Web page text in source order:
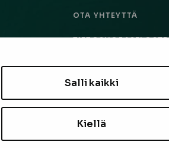
Salli kaikki
Kiellä
OTA YHTEYTTÄ
TIETOSUOJASELOSTE
EVÄSTEASETUKSET
TILAA UUTISKIRJE